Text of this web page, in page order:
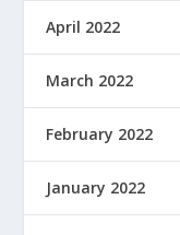
April 2022
March 2022
February 2022
January 2022